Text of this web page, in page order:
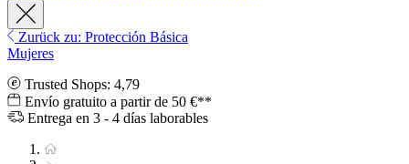
Zurück zu: Protección Básica
Mujeres
Trusted Shops: 4,79
Envío gratuito a partir de 50 €**
Entrega en 3 - 4 días laborables